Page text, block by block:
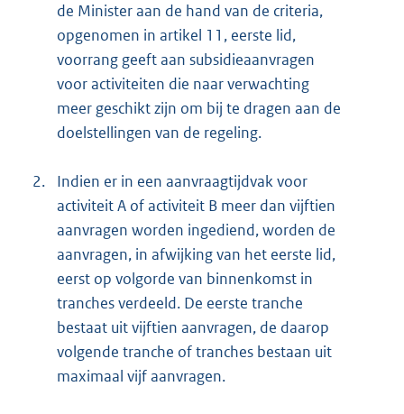
de Minister aan de hand van de criteria,
opgenomen in artikel 11, eerste lid,
voorrang geeft aan subsidieaanvragen
voor activiteiten die naar verwachting
meer geschikt zijn om bij te dragen aan de
doelstellingen van de regeling.
2.
Indien er in een aanvraagtijdvak voor
activiteit A of activiteit B meer dan vijftien
aanvragen worden ingediend, worden de
aanvragen, in afwijking van het eerste lid,
eerst op volgorde van binnenkomst in
tranches verdeeld. De eerste tranche
bestaat uit vijftien aanvragen, de daarop
volgende tranche of tranches bestaan uit
maximaal vijf aanvragen.